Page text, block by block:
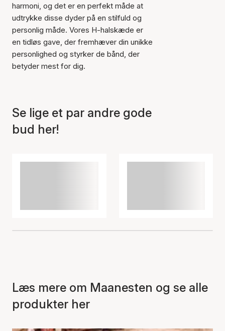
harmoni, og det er en perfekt måde at
udtrykke disse dyder på en stilfuld og
personlig måde. Vores H-halskæde er
en tidløs gave, der fremhæver din unikke
personlighed og styrker de bånd, der
betyder mest for dig.
Se lige et par andre gode
bud her!
Læs mere om Maanesten og se alle
produkter her